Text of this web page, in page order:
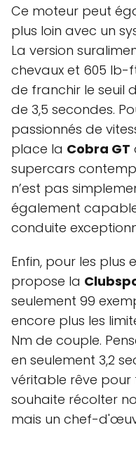
Ce moteur peut
plus loin avec un
La version
chevaux et 605 lb-
de franchir le seuil
de 3,5 secondes.
passionnés de
place la Cobra GT
supercars
n’est pas
également
conduite
Enfin, pour les plus
propose la
seulement 99
encore plus les
Nm de couple.
en seulement 3,2
véritable rêve
souhaite récolter
mais un chef-